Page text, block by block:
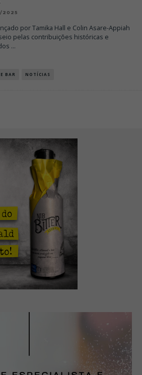
2025
por Tamika Hall e Colin Asare-Appiah
pelas contribuições históricas e
...
BAR NOTÍCIAS